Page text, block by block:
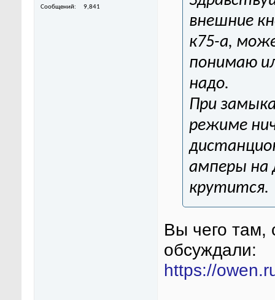
Сообщений
9,841
внешние
к75-а,
понимаю
надо.
При
режиме
амперы на
крутится.
Вы чего там,
обсуждали:
https://